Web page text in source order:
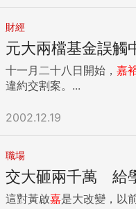
時間也一致，要約隨時都
們去打高爾夫球吧？早上
退休以後，你還好意思約
拒絕一次、兩次以後就不
完全不同。 又或者，以前我每次出國回來，都會跟同事分享旅
也因為我們是同事，彼此
誰還會想看你的照片和炫耀文？ 因此，退休當天
的電話刪掉，將過去的人
請託電話，連老闆都聯絡不上。 我非常幸運，因
我警醒，早早就意識到退
都變了，和上班時是完全
財經
元大兩檔基金誤觸
十一月二十八日開始， 嘉
違約交割案。...
2002.12.19
職場
交大砸兩千萬 給
這對黃啟嘉是大改變，以